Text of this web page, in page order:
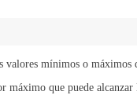
mínimos o
máximo que puede